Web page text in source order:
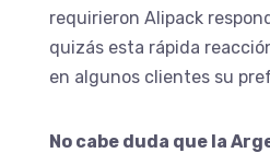
requirieron Alipack
quizás esta rápida
en algunos clientes su
No cabe duda que la